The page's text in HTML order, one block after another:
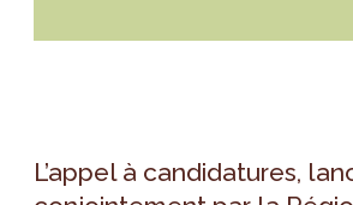
L’appel à candidatures,